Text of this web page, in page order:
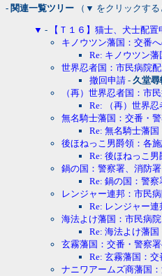
- 関連一覧ツリー （▼ をクリックする
▼ - 【Ｔ１６】猫士、犬士配置
キノウツン藩国：交番
Re: キノウツン
世界忍者国：市民病院
撤回申請 - 久堂尋
（再）世界忍者国：市
Re: （再）世界
無名騎士藩国：交番・
Re: 無名騎士藩
後ほねっこ男爵領：各
Re: 後ほねっこ
鍋の国：警察署、消防
Re: 鍋の国：警
レンジャー連邦：市民
Re: レンジャー
海法よけ藩国：市民病
Re: 海法よけ藩
玄霧藩国：交番・警察
Re: 玄霧藩国：
ナニワアームズ商藩国